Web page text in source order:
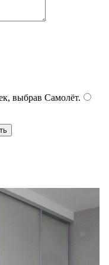
выбрав Самолёт.